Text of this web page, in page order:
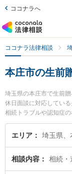
ココナラへ
ココナラ法律相談
本庄市の生前
埼玉県の本庄市で生前
休日面談に対応してい
相続トラブルや認知症
き便利です。特に金井
士費用、強みなどが注
できる本庄市内の弁護
すめです。
エリア 埼玉県、
相談内容 相続・